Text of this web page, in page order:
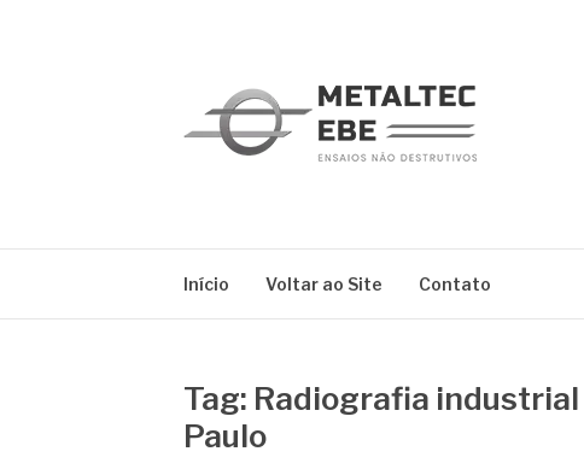
Início Voltar ao Site Contato
Tag: Radiografia
Paulo